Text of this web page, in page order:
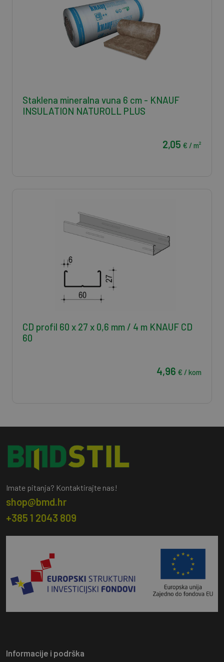
Staklena mineralna vuna 6 cm - KNAUF
INSULATION NATUROLL PLUS
2,05 € / m²
CD profil 60 x 27 x 0,6 mm / 4 m KNAUF CD
60
4,96 € / kom
Imate pitanja? Kontaktirajte nas!
shop@bmd.hr
+385 1 2043 809
Informacije i podrška